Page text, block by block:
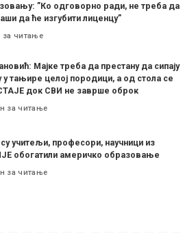
”Ко одговорно ради, не треба да
да ће изгубити лиценцу”
за читање
Мајке треба да престану да сипају
у тањире целој породици, а од стола се
док СВИ не заврше оброк
за читање
учитељи, професори, научници из
обогатили америчко образовање
за читање